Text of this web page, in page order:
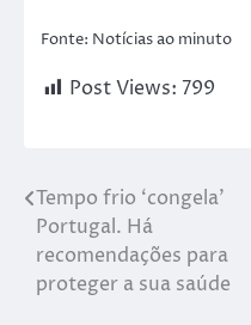
Fonte: Notícias ao minuto
Post Views: 799
Tempo frio ‘congela’
Portugal. Há
recomendações para
proteger a sua saúde